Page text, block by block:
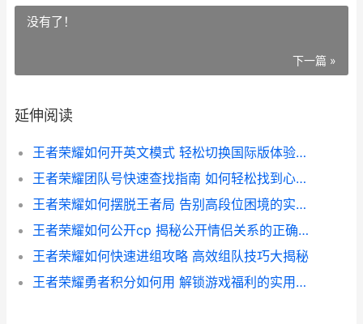
没有了！
下一篇 »
延伸阅读
王者荣耀如何开英文模式 轻松切换国际版体验指南
王者荣耀团队号快速查找指南 如何轻松找到心仪的团队号加入
王者荣耀如何摆脱王者局 告别高段位困境的实战攻略
王者荣耀如何公开cp 揭秘公开情侣关系的正确姿势与技巧
王者荣耀如何快速进组攻略 高效组队技巧大揭秘
王者荣耀勇者积分如何用 解锁游戏福利的实用指南